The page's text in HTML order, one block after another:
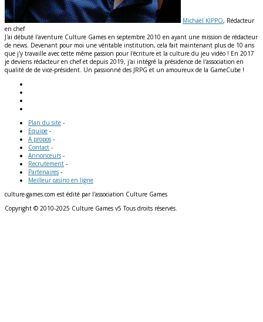
Michaël KIPPO, Rédacteur
en chef
J'ai débuté l'aventure Culture Games en septembre 2010 en ayant une mission de rédacteur
de news. Devenant pour moi une véritable institution, cela fait maintenant plus de 10 ans
que j'y travaille avec cette même passion pour l'écriture et la culture du jeu vidéo ! En 2017
je deviens rédacteur en chef et depuis 2019, j'ai intégré la présidence de l'association en
qualité de de vice-président. Un passionné des JRPG et un amoureux de la GameCube !
Plan du site -
Equipe -
A propos -
Contact -
Annonceurs -
Recrutement -
Partenaires -
Meilleur casino en ligne
culture-games.com est édité par l'association Culture Games
Copyright © 2010-2025 Culture Games v5 Tous droits réservés.